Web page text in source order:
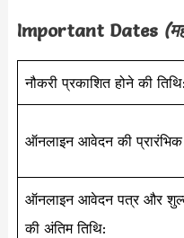
Important Dates
नौकरी प्रकाशित होने की तिथि:
ऑनलाइन आवेदन की प्रारंभिक
ऑनलाइन आवेदन पत्र और
की अंतिम तिथि: